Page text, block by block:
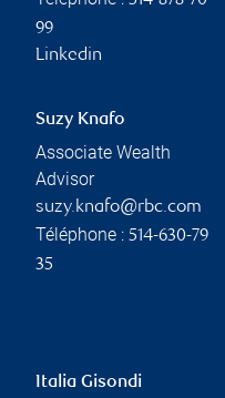
99
Linkedin
Suzy Knafo
Associate Wealth
Advisor
suzy.knafo@rbc.com
Téléphone : 514-630-79
35
Italia Gisondi